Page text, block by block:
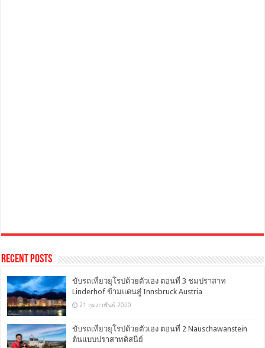
Recent Posts
ขับรถเที่ยวยุโรปด้วยตัวเอง ตอนที่ 3 ชมปราสาท
Linderhof ข้ามแดนสู่ Innsbruck Austria
21 กุมภาพันธ์ 2020
ขับรถเที่ยวยุโรปด้วยตัวเอง ตอนที่ 2 Nauschawanstein
ต้นแบบปราสาทดิสนีย์